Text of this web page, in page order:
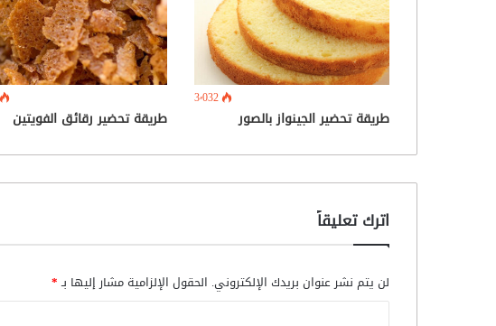
3٬032
طريقة تحضير الجينواز بالصور طريقة تحضير رقائق الفويتين
اترك تعليقاً
لن يتم نشر عنوان بريدك الإلكتروني. الحقول الإلزامية مشار إليها بـ*